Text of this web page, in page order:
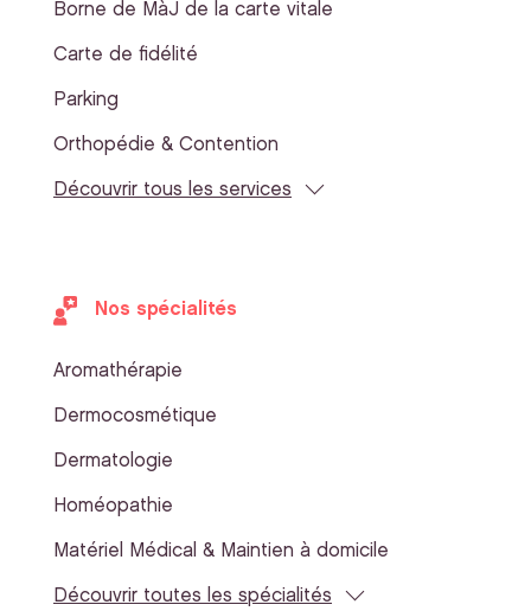
Borne de MàJ de la carte vitale
Carte de fidélité
Parking
Orthopédie & Contention
Découvrir tous les services
Nos spécialités
Aromathérapie
Dermocosmétique
Dermatologie
Homéopathie
Matériel Médical & Maintien à domicile
Découvrir toutes les spécialités